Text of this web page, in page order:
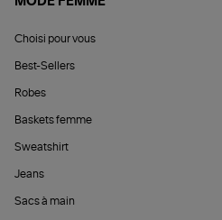
Choisi pour vous
Best-Sellers
Robes
Baskets femme
Sweatshirt
Jeans
Sacs à main